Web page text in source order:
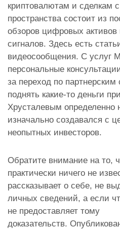
криптовалютам и сделкам
пространства состоит из
обзоров цифровых активов
сигналов. Здесь есть
видеосообщения. С услуг
персональные
за переход по партнерским
поднять какие-то деньги
Хрусталевым определенно
изначально создавался с
неопытных инвесторов.
Обратите внимание на то,
практически ничего не
рассказывает о себе, не
личных сведений, а если
не предоставляет тому
доказательств.